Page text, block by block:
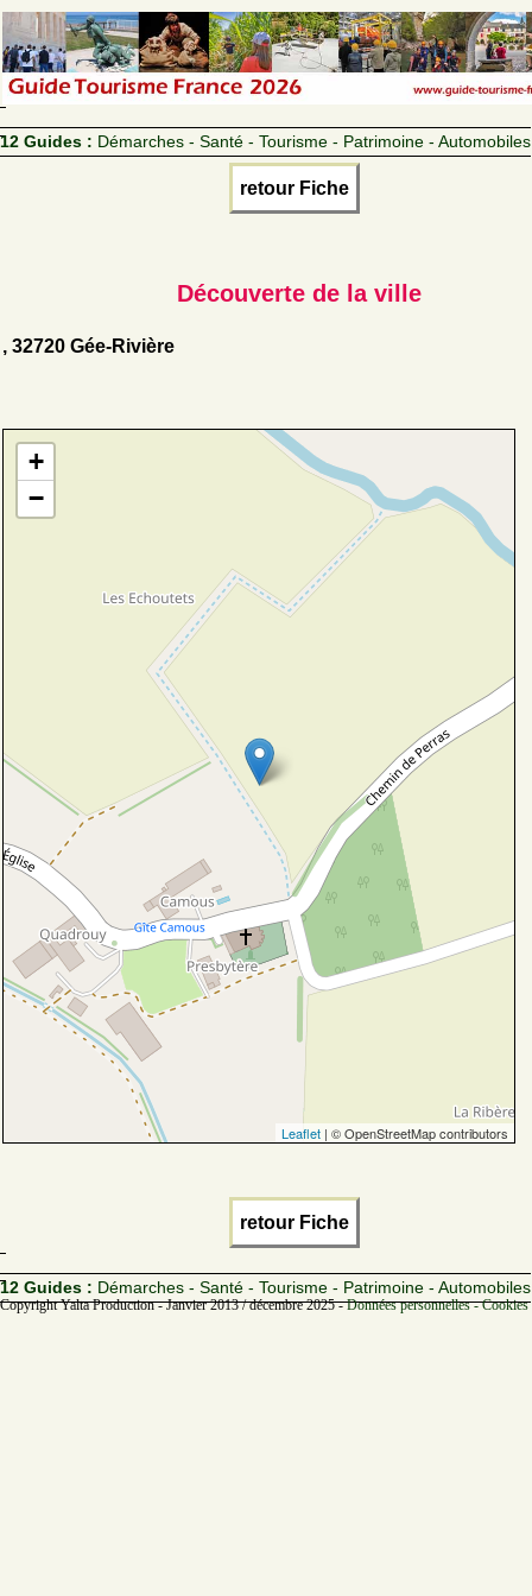
12 Guides : Démarches - Santé - Tourisme - Patrimoine - Automobiles
retour Fiche
Découverte de la ville
, 32720 Gée-Rivière
+
−
Leaflet | © OpenStreetMap contributors
retour Fiche
12 Guides : Démarches - Santé - Tourisme - Patrimoine - Automobiles
Copyright Yalta Production - Janvier 2013 / décembre 2025 -Données personnelles -